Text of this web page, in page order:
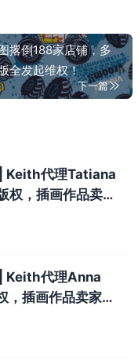
撂倒188家店铺，多
全发起维权！
下一篇
代理Tatiana
，插画作品卖家
代理Anna
插画作品卖家注